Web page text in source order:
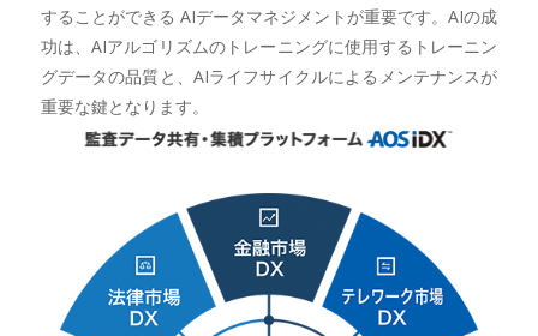
することができる AIデータマネジメントが重要です。AIの成
功は、AIアルゴリズムのトレーニングに使用するトレーニン
グデータの品質と、AIライフサイクルによるメンテナンスが
重要な鍵となります。